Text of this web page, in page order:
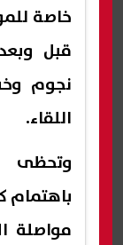
خاصة
قبل
نجوم
اللقاء.
وتحظى
باهتمام
مواصلة